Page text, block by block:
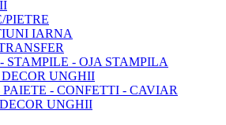
PIETRE
IARNA
STAMPILE - OJA STAMPILA
UNGHII
PAIETE - CONFETTI - CAVIAR
UNGHII